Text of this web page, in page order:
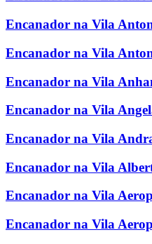
Encanador na Vila
Encanador na Vila
Encanador na Vila
Encanador na Vila
Encanador na Vila
Encanador na Vila
Encanador na Vila
Encanador na Vila